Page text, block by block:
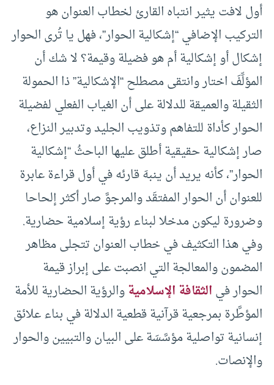
أول لافت يثير انتباه القارئ لخطاب العنوان هو
التركيب الإضافي “إشكالية الحوار”، فهل يا تُرى الحوار
إشكال أو إشكالية أم هو فضيلة وقيمة؟ لا شك أن
المؤلِّفَ اختار وانتقى مصطلح “الإشكالية” ذا الحمولة
الثقيلة والعميقة للدلالة على أن الغياب الفعلي لفضيلة
الحوار كأداة للتفاهم وتذويب الجليد وتدبير النزاع،
صار إشكالية حقيقية أطلق عليها الباحثُ “إشكالية
الحوار”، كأنه يريد أن ينبهَ قارئه في أول قراءة عابرة
للعنوان أن الحوار المفتقَد والمرجوَّ صار أكثر إلحاحا
وضرورة ليكون مدخلا لبناء رؤية إسلامية حضارية.
وفي هذا التكثيف في خطاب العنوان تتجلى مظاهر
المضمون والمعالجة التي انصبت على إبراز قيمة
الحوار فيالثقافة الإسلاميةوالرؤية الحضارية للأمة
المؤطَّرة بمرجعية قرآنية قطعية الدلالة في بناء علائق
إنسانية تواصلية مؤسَّسَة على البيان والتبيين والحوار
والإنصات.